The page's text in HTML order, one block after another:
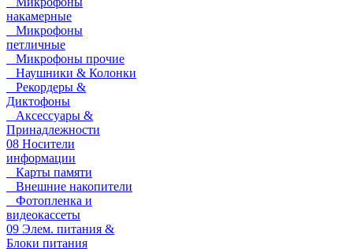
накамерные
Микрофоны
петличные
Микрофоны прочие
Наушники & Колонки
Рекордеры &
Диктофоны
Аксессуары &
Принадлежности
08 Носители
информации
Карты памяти
Внешние накопители
Фотопленка и
видеокассеты
09 Элем. питания &
Блоки питания